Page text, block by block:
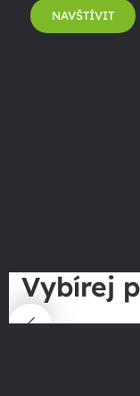
NAVŠTÍVIT
Vybírej